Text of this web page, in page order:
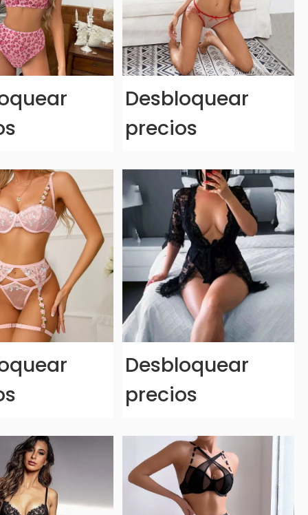
Desbloquear
precios
Desbloquear
precios